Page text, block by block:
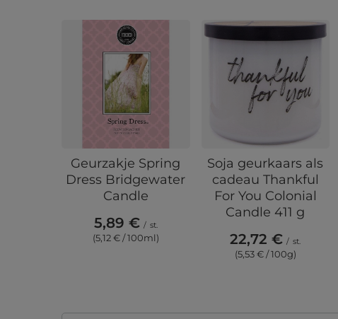
Geurzakje Spring
Dress Bridgewater
Candle
5,89 € / st.
(5,12 € / 100ml)
Soja geurkaars als
cadeau Thankful
For You Colonial
Candle 411 g
22,72 € / st.
(5,53 € / 100g)